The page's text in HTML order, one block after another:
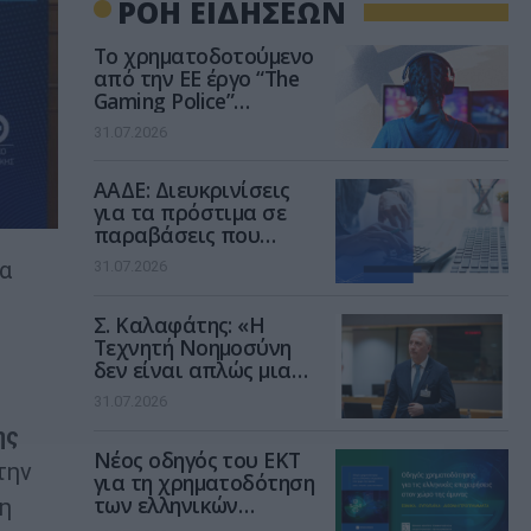
ΡΟΗ ΕΙΔΗΣΕΩΝ
Το χρηματοδοτούμενο
από την ΕΕ έργο “The
Gaming Police”
ενισχύει την ασφάλεια
των παιδιών στο
31.07.2026
ΑΑΔΕ: Διευκρινίσεις
για τα πρόστιμα σε
παραβάσεις που
αφορούν τους ΦΗΜ
31.07.2026
Σ. Καλαφάτης: «Η
Τεχνητή Νοημοσύνη
δεν είναι απλώς μια
νέα τεχνολογία, είναι
μια νέα βιομηχανική
31.07.2026
Νέος οδηγός του ΕΚΤ
για τη χρηματοδότηση
των ελληνικών